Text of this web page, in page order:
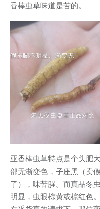
香棒虫草味道是苦的。
亚香棒虫草特点是个头肥
部无渐变色，子座黑（卖
了），味苦腥。而真品冬
明显，虫眼棕黄或棕红色